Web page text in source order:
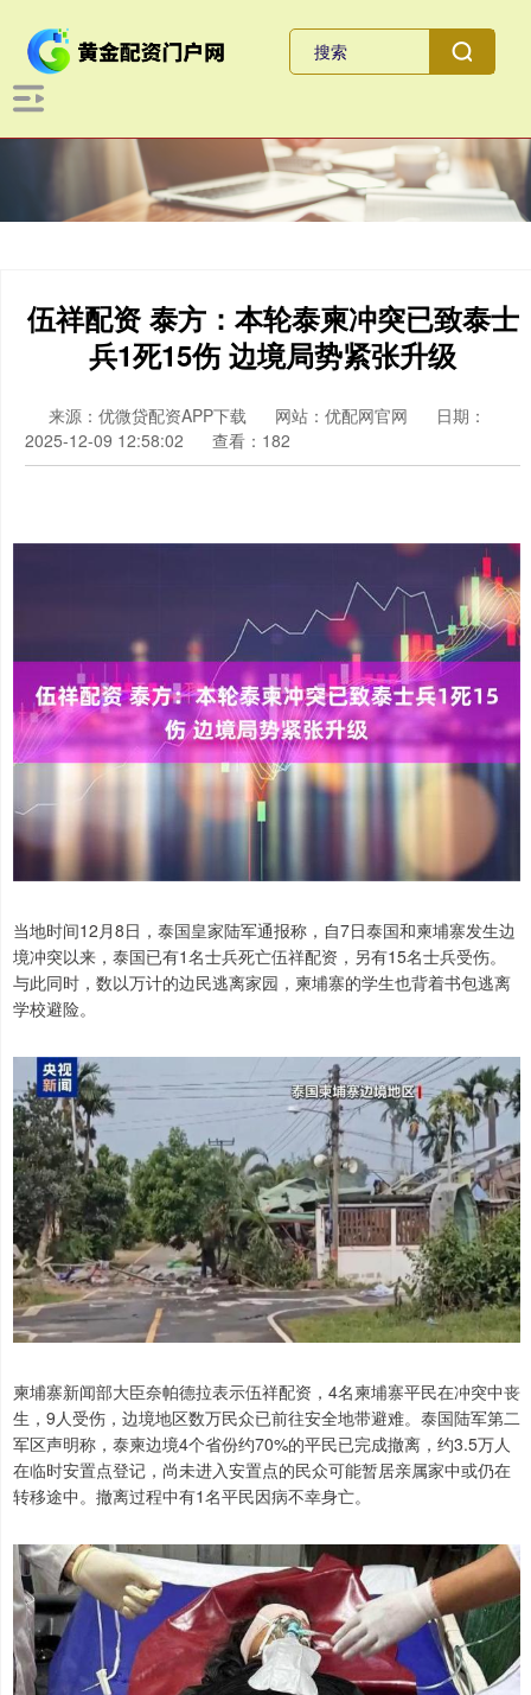
伍祥配资 泰方：本轮泰柬冲突已致泰士
兵1死15伤 边境局势紧张升级
来源：优微贷配资APP下载 网站：优配网官网
日期：
2025-12-09 12:58:02
查看：182
当地时间12月8日，泰国皇家陆军通报称，自7日泰国和柬埔寨发生边
境冲突以来，泰国已有1名士兵死亡伍祥配资，另有15名士兵受伤。
与此同时，数以万计的边民逃离家园，柬埔寨的学生也背着书包逃离
学校避险。
柬埔寨新闻部大臣奈帕德拉表示伍祥配资，4名柬埔寨平民在冲突中丧
生，9人受伤，边境地区数万民众已前往安全地带避难。泰国陆军第二
军区声明称，泰柬边境4个省份约70%的平民已完成撤离，约3.5万人
在临时安置点登记，尚未进入安置点的民众可能暂居亲属家中或仍在
转移途中。撤离过程中有1名平民因病不幸身亡。